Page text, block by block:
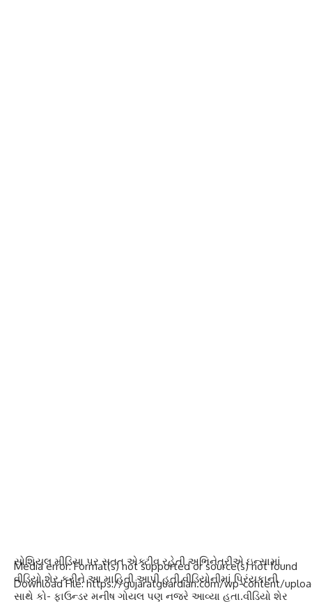
Media error: Format(s) not supported or source(s) not found
Download File: https://gujaratguardian.com/wp-content/
સોશિયલ મીડિયા પર સતત એક્ટીવ રહેતીઅભિનેત્રીએઇન્સામાં
વીડિયો શેર કરીને આ માહિતી આપી હતી.વીડિયોનીમાં પ્રિંયકાની
સાથે કો- ફાઉન્ડર મનીષ ગોયલ પણ નજરે આવ્યા હતા.વીડિયો શેર